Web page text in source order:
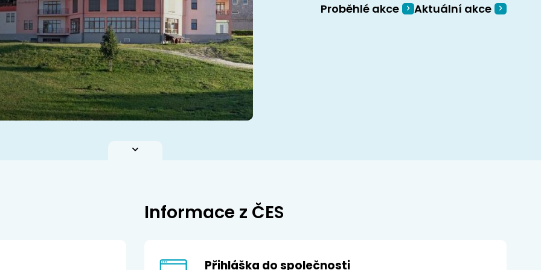
14.-16. ledna / Hotel Černigov, Hradec
Proběhlé akce Aktuální akce
Informace z ČES
Přihláška do společnosti